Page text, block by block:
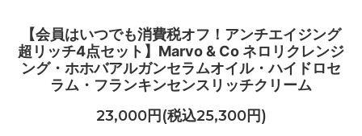
【会員はいつでも消費税オフ！アンチエイジング
超リッチ4点セット】Marvo & Co ネロリクレンジ
ング・ホホバアルガンセラムオイル・ハイドロセ
ラム・フランキンセンスリッチクリーム
23,000円(税込25,300円)